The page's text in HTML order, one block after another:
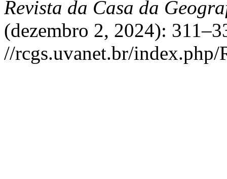
Revista da Casa da
(dezembro 2, 2024):
//rcgs.uvanet.br/